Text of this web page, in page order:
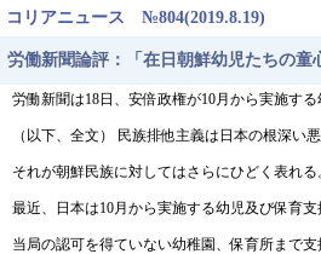
コリアニュース №804(2019.8.19)
労働新聞論評：「在日朝鮮幼児たちの童
労働新聞は18日、安倍政権が10月から実施す
（以下、全文） 民族排他主義は日本の根深い悪
それが朝鮮民族に対してはさらにひどく表れる
最近、日本は10月から実施する幼児及び保育
当局の認可を得ていない幼稚園、保育所まで